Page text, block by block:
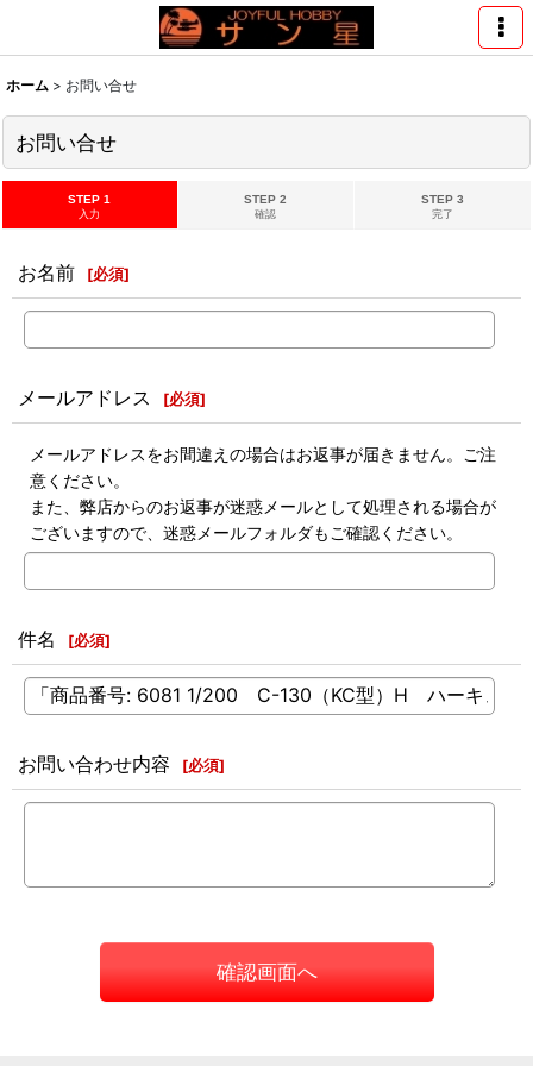
ホーム > お問い合せ
お問い合せ
STEP 1
入力
STEP 2
確認
STEP 3
完了
お名前 [必須]
メールアドレス [必須]
メールアドレスをお間違えの場合はお返事が届きません。ご注
意ください。
また、弊店からのお返事が迷惑メールとして処理される場合が
ございますので、迷惑メールフォルダもご確認ください。
件名 [必須]
お問い合わせ内容 [必須]
確認画面へ